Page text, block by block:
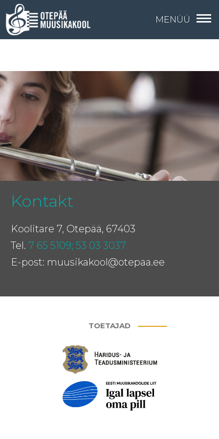
Kontakt
Koolitare 7, Otepää, 67403
Tel. 7 65 5109; 53 03 3037
E-post: muusikakool@otepaa.ee
TOETAJAD
MENÜÜ